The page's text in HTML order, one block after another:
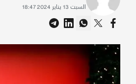
السبت 13 يناير 2024 18:47